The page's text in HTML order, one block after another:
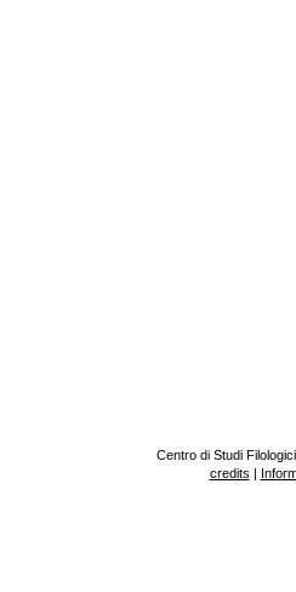
Centro di Studi
credits |